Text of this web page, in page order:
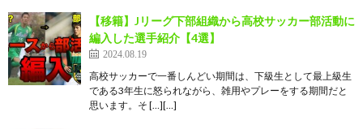
【移籍】Jリーグ下部組織から高校サッカー部活動に
編入した選手紹介【4選】
2024.08.19
高校サッカーで一番しんどい期間は、下級生として最上級生
である3年生に怒られながら、雑用やプレーをする期間だと
思います。そ […][…]